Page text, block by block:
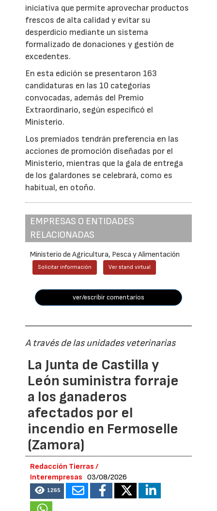
iniciativa que permite aprovechar productos
frescos de alta calidad y evitar su
desperdicio mediante un sistema
formalizado de donaciones y gestión de
excedentes.
En esta edición se presentaron 163
candidaturas en las 10 categorías
convocadas, además del Premio
Extraordinario, según especificó el
Ministerio.
Los premiados tendrán preferencia en las
acciones de promoción diseñadas por el
Ministerio, mientras que la gala de entrega
de los galardones se celebrará, como es
habitual, en otoño.
EMPRESAS O ENTIDADES
RELACIONADAS
Ministerio de Agricultura, Pesca y Alimentación
Solicitar información Ver stand virtual
ver/escribir comentarios
A través de las unidades veterinarias
La Junta de Castilla y
León suministra forraje
a los ganaderos
afectados por el
incendio en Fermoselle
(Zamora)
Redacción Tierras /
Interempresas
03/08/2026
1265